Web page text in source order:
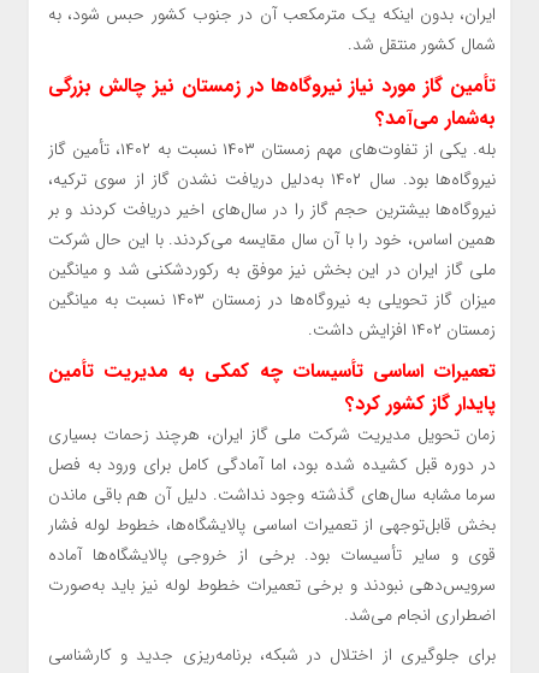
ایران، بدون اینکه یک مترمکعب آن در جنوب کشور حبس شود، به
شمال کشور منتقل شد.
تأمین گاز مورد نیاز نیروگاه‌ها در زمستان نیز چالش بزرگی
به‌شمار می‌آمد؟
بله. یکی از تفاوت‌های مهم زمستان ۱۴۰۳ نسبت به ۱۴۰۲، تأمین گاز
نیروگاه‌ها بود. سال ۱۴۰۲ به‌دلیل دریافت نشدن گاز از سوی ترکیه،
نیروگاه‌ها بیشترین حجم گاز را در سال‌های اخیر دریافت کردند و بر
همین اساس، خود را با آن سال مقایسه می‌کردند. با این حال شرکت
ملی گاز ایران در این بخش نیز موفق به رکوردشکنی شد و میانگین
میزان گاز تحویلی به نیروگاه‌ها در زمستان ۱۴۰۳ نسبت به میانگین
زمستان ۱۴۰۲ افزایش داشت.
تعمیرات اساسی تأسیسات چه کمکی به مدیریت تأمین
پایدار گاز کشور کرد؟
زمان تحویل مدیریت شرکت ملی گاز ایران، هرچند زحمات بسیاری
در دوره قبل کشیده شده بود، اما آمادگی کامل برای ورود به فصل
سرما مشابه سال‌های گذشته وجود نداشت. دلیل آن هم باقی ماندن
بخش قابل‌توجهی از تعمیرات اساسی پالایشگاه‌ها، خطوط لوله فشار
قوی و سایر تأسیسات بود. برخی از خروجی پالایشگاه‌ها آماده
سرویس‌دهی نبودند و برخی تعمیرات خطوط لوله نیز باید به‌صورت
اضطراری انجام می‌شد.
برای جلوگیری از اختلال در شبکه، برنامه‌ریزی جدید و کارشناسی